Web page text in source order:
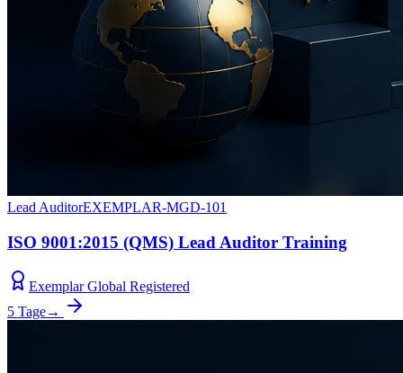
Lead AuditorEXEMPLAR-MGD-101
ISO 9001:2015 (QMS) Lead Auditor Training
Exemplar Global Registered
5 Tage→